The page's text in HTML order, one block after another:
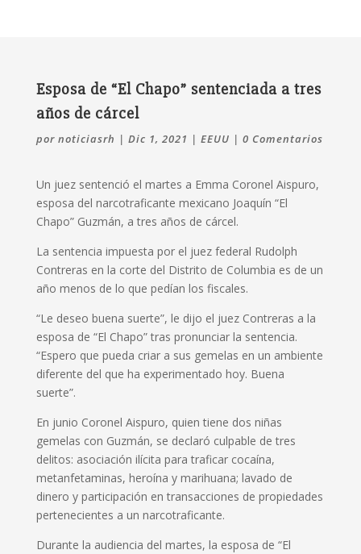
Esposa de “El Chapo” sentenciada a tres
años de cárcel
por noticiasrh | Dic 1, 2021 | EEUU | 0 Comentarios
Un juez sentenció el martes a Emma Coronel Aispuro,
esposa del narcotraficante mexicano Joaquín “El
Chapo” Guzmán, a tres años de cárcel.
La sentencia impuesta por el juez federal Rudolph
Contreras en la corte del Distrito de Columbia es de un
año menos de lo que pedían los fiscales.
“Le deseo buena suerte”, le dijo el juez Contreras a la
esposa de “El Chapo” tras pronunciar la sentencia.
“Espero que pueda criar a sus gemelas en un ambiente
diferente del que ha experimentado hoy. Buena
suerte”.
En junio Coronel Aispuro, quien tiene dos niñas
gemelas con Guzmán, se declaró culpable de tres
delitos: asociación ilícita para traficar cocaína,
metanfetaminas, heroína y marihuana; lavado de
dinero y participación en transacciones de propiedades
pertenecientes a un narcotraficante.
Durante la audiencia del martes, la esposa de “El